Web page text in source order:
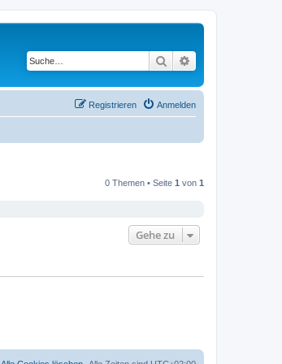
Suche
Anmelden
Registrieren
0 Themen • Seite 1 von 1
Gehe zu